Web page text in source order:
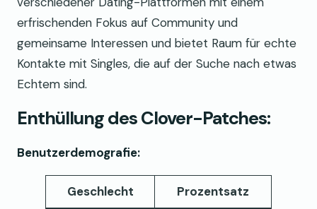
erfrischenden Fokus auf Community und
gemeinsame Interessen und bietet Raum für echte
Kontakte mit Singles, die auf der Suche nach etwas
Echtem sind.
Enthüllung des Clover-Patches:
Benutzerdemografie:
Geschlecht Prozentsatz